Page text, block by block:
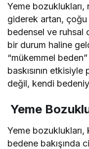
Yeme bozuklukları,
giderek artan,
bedensel ve ruhsal
bir durum haline
“mükemmel beden”
baskısının
değil, kendi
Yeme
Yeme bozuklukları,
bedene bakışında